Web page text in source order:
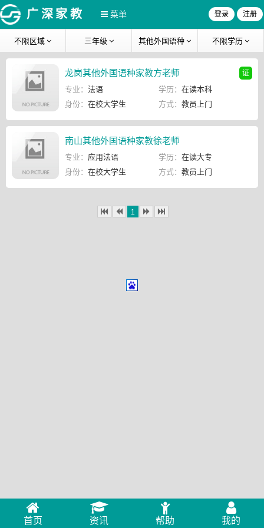
广深家教 菜单 登录 注册
不限区域 三年级 其他外国语种 不限学历
龙岗其他外国语种家教方老师 证
专业： 法语 学历： 在读本科
身份： 在校大学生 方式： 教员上门
南山其他外国语种家教徐老师
专业： 应用法语 学历： 在读大专
身份： 在校大学生 方式： 教员上门
1
首页 资讯 帮助 我的